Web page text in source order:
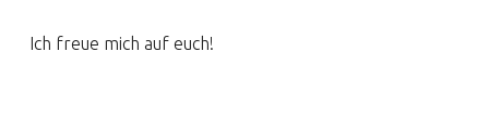
Ich freue mich auf euch!